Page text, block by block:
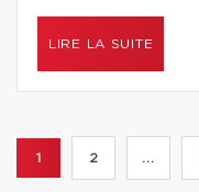
LIRE LA SUITE
1 2 ...